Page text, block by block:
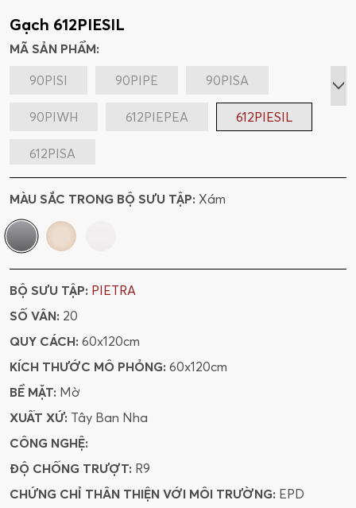
Gạch 612PIESIL
MÃ SẢN PHẨM:
90PISI
90PIPE 90PISA
90PIWH 612PIEPEA 612PIESIL
612PISA
MÀU SẮC TRONG BỘ SƯU TẬP: Xám
BỘ SƯU TẬP: PIETRA
SỐ VÂN: 20
QUY CÁCH: 60x120cm
KÍCH THƯỚC MÔ PHỎNG: 60x120cm
BỀ MẶT: Mờ
XUẤT XỨ: Tây Ban Nha
CÔNG NGHỆ:
ĐỘ CHỐNG TRƯỢT: R9
CHỨNG CHỈ THÂN THIỆN VỚI MÔI TRƯỜNG: EPD